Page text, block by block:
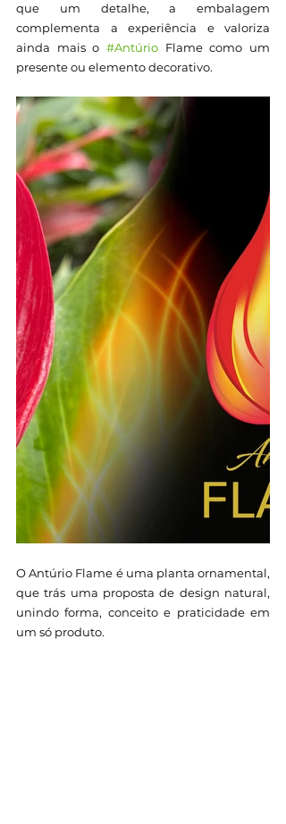
que um detalhe, a embalagem
complementa a experiência e valoriza
ainda mais o #Antúrio Flame como um
presente ou elemento decorativo.
O Antúrio Flame é uma planta ornamental,
que trás uma proposta de design natural,
unindo forma, conceito e praticidade em
um só produto.